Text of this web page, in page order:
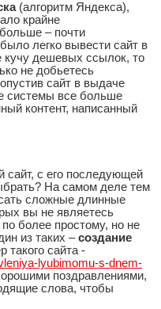
(алгоритм Яндекса),
крайне
– почти
легко вывести сайт в
дешевых ссылок, то
не добьетесь
сайт в выдаче
системы все больше
контент, написанный
сайт, с его последующей
На самом деле тем
сложные длинные
вы не являетесь
более простому, но не
из таких –создание
такого сайта -
lyubimomu-s-dnem-
поздравлениями,
слова, чтобы